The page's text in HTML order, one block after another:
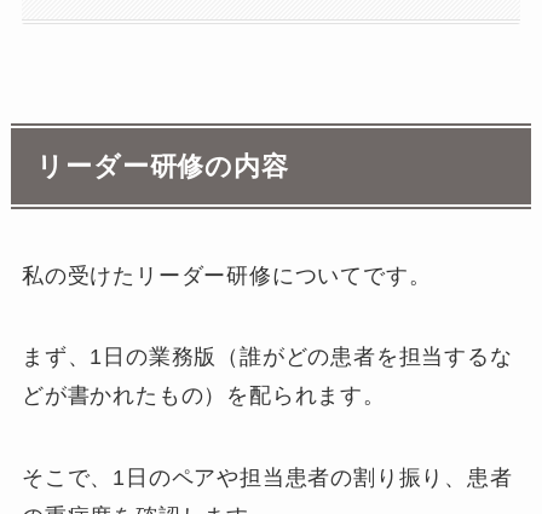
リーダー研修の内容
私の受けたリーダー研修についてです。
まず、1日の業務版（誰がどの患者を担当するな
どが書かれたもの）を配られます。
そこで、1日のペアや担当患者の割り振り、患者